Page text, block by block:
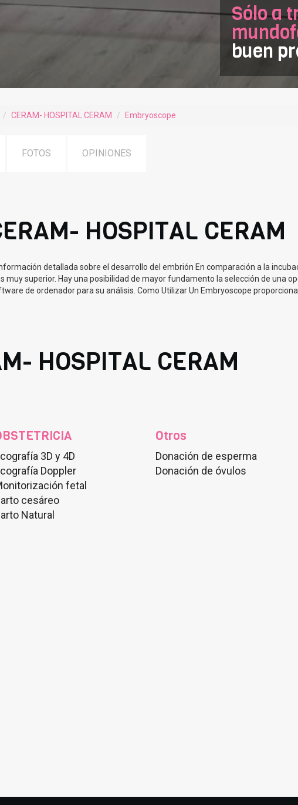
Sólo a
buen
CERAM- HOSPITAL CERAM Embryoscope
FOTOS OPINIONES
HOSPITAL CERAM
detallada sobre el desarrollo del embrión En comparación a la
muy superior. Hay una posibilidad de mayor fundamento la selección de una
de ordenador para su análisis. Como Utilizar Un Embryoscope
HOSPITAL CERAM
3D y 4D
Doppler
fetal
cesáreo
Natural
Otros
Donación de esperma
Donación de óvulos